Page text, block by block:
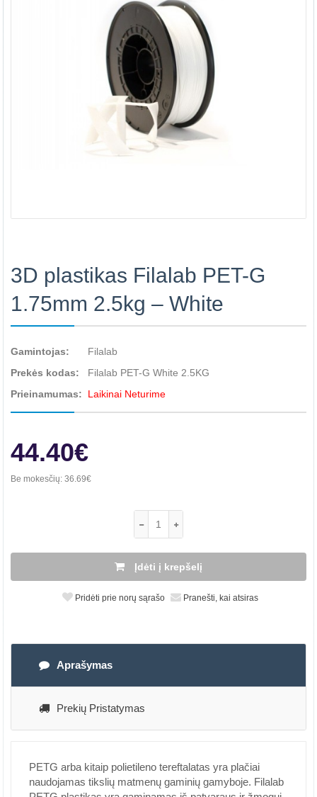
3D plastikas Filalab PET-G
1.75mm 2.5kg – White
Gamintojas:
Filalab
Prekės kodas:
Filalab PET-G White 2.5KG
Prieinamumas:
Laikinai Neturime
44.40€
Be mokesčių: 36.69€
Įdėti į krepšelį
Pridėti prie norų sąrašo Pranešti, kai atsiras
Aprašymas
Prekių Pristatymas
PETG arba kitaip polietileno tereftalatas yra plačiai
naudojamas tikslių matmenų gaminių gamyboje. Filalab